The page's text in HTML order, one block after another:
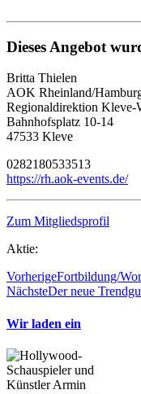
Dieses Angebot
Britta Thielen
AOK Rheinland/
Regionaldirektion Kleve-
Bahnhofsplatz 10-14
47533 Kleve
0282180533513
https://rh.aok-events.de/
Zum Mitgliedsprofil
Aktie:
VorherigeFortbildung/
NächsteDer neue
Wir laden ein